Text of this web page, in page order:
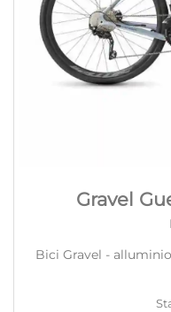
Gravel
Bici Gravel -